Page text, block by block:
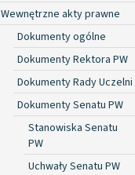
Wewnętrzne akty prawne
Dokumenty ogólne
Dokumenty Rektora PW
Dokumenty Rady Uczelni
Dokumenty Senatu PW
Stanowiska Senatu
PW
Uchwały Senatu PW